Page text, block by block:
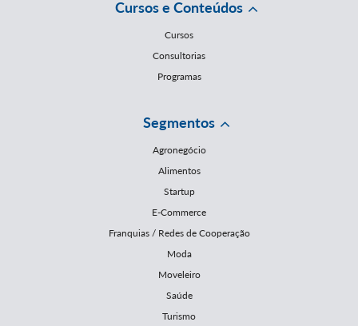
Cursos e Conteúdos
Cursos
Consultorias
Programas
Segmentos
Agronegócio
Alimentos
Startup
E-Commerce
Franquias / Redes de Cooperação
Moda
Moveleiro
Saúde
Turismo